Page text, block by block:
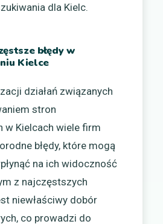
dla Kielc.
błędy w
Kielce
działań związanych
stron
w Kielcach wiele firm
błędy, które mogą
na ich widoczność
z najczęstszych
niewłaściwy dobór
co prowadzi do